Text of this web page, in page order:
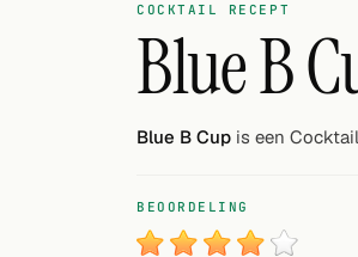
COCKTAIL RECEPT
Blue B
Blue B Cup is een
BEOORDELING